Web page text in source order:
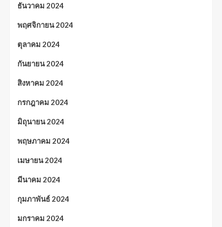
ธันวาคม 2024
พฤศจิกายน 2024
ตุลาคม 2024
กันยายน 2024
สิงหาคม 2024
กรกฎาคม 2024
มิถุนายน 2024
พฤษภาคม 2024
เมษายน 2024
มีนาคม 2024
กุมภาพันธ์ 2024
มกราคม 2024